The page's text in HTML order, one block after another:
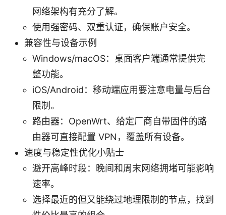
网络架构有充分了解。
使用强密码、双重认证，确保账户安全。
兼容性与设备示例
Windows/macOS：桌面客户端通常提供完
整功能。
iOS/Android：移动端应用要注意电量与后台
限制。
路由器：OpenWrt、给定厂商自带固件的路
由器可直接配置 VPN，覆盖所有设备。
速度与稳定性优化小贴士
避开高峰时段：晚间和周末网络拥堵可能影响
速率。
选择最近的但又能绕过地理限制的节点，找到